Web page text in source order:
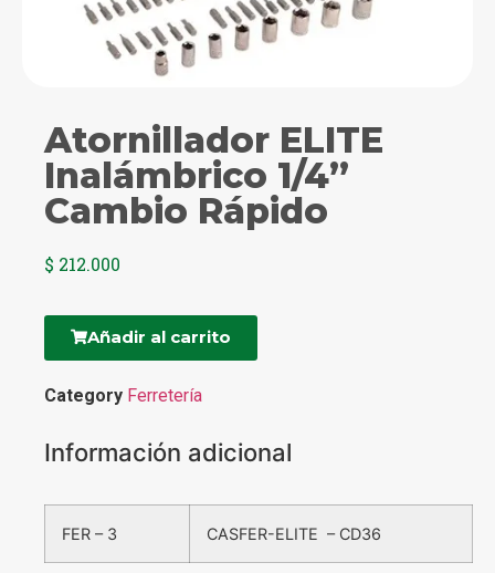
Atornillador ELITE
Inalámbrico 1/4”
Cambio Rápido
$ 212.000
Añadir al carrito
Category Ferretería
Información adicional
FER – 3 CASFER-ELITE – CD36